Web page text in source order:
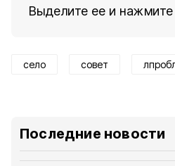
Выделите ее и нажмите
село совет
Последние новости